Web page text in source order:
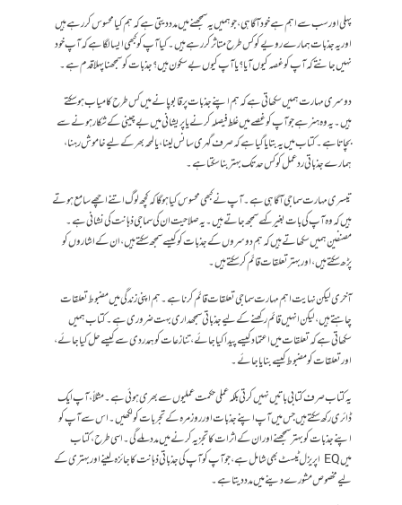
پہلی اور سب سے اہم ہے خود آگاہی، جو ہمیں یہ سمجھنے میں مدد دیتی ہے کہ ہم کیا محسوس کر رہے ہیں
اور یہ جذبات ہمارے رویے کو کس طرح متاثر کر رہے ہیں۔ کیا آپ کو کبھی ایسا لگا ہے کہ آپ خود
نہیں جانتے کہ آپ کو غصہ کیوں آیا؟ یا آپ کیوں بے سکون ہیں؟ جذبات کو سمجھنا پہلا قدم ہے۔
دوسری مہارت ہمیں سکھاتی ہے کہ ہم اپنے جذبات پر قابو پانے میں کس طرح کامیاب ہو سکتے
ہیں۔ یہ وہ ہنر ہے جو آپ کو غصے میں غلط فیصلہ کرنے یا پریشانی میں بے چینی کے شکار ہونے سے
بچاتا ہے۔ کتاب میں یہ بتایا گیا ہے کہ صرف گہری سانس لینا، یا لمحہ بھر کے لیے خاموش رہنا،
ہمارے جذباتی ردعمل کو کس حد تک بہتر بنا سکتا ہے۔
تیسری مہارت سماجی آگاہی ہے۔ آپ نے کبھی محسوس کیا ہوگا کہ کچھ لوگ اتنے اچھے سامع ہوتے
ہیں کہ وہ آپ کی بات بغیر کہے سمجھ جاتے ہیں۔ یہ صلاحیت ان کی سماجی ذہانت کی نشانی ہے۔
مصنفین ہمیں سکھاتے ہیں کہ ہم دوسروں کے جذبات کو کیسے سمجھ سکتے ہیں، ان کے اشاروں کو
پڑھ سکتے ہیں، اور بہتر تعلقات قائم کر سکتے ہیں۔
آخری لیکن نہایت اہم مہارت سماجی تعلقات قائم کرنا ہے۔ ہم اپنی زندگی میں مضبوط تعلقات
چاہتے ہیں، لیکن انہیں قائم رکھنے کے لیے جذباتی سمجھداری بہت ضروری ہے۔ کتاب ہمیں
سکھاتی ہے کہ تعلقات میں اعتماد کیسے پیدا کیا جائے، تنازعات کو ہمدردی سے کیسے حل کیا جائے،
اور تعلقات کو مضبوط کیسے بنایا جائے۔
یہ کتاب صرف کتابی باتیں نہیں کرتی بلکہ عملی حکمت عملیوں سے بھری ہوئی ہے۔ مثلاً، آپ ایک
ڈائری رکھ سکتے ہیں جس میں آپ اپنے جذبات اور روزمرہ کے تجربات کو لکھیں۔ اس سے آپ کو
اپنے جذبات کو بہتر سمجھنے اور ان کے اثرات کا تجزیہ کرنے میں مدد ملے گی۔ اسی طرح، کتاب
میں EQ اپریزل ٹیسٹ بھی شامل ہے، جو آپ کو آپ کی جذباتی ذہانت کا جائزہ لینے اور بہتری کے
لیے مخصوص مشورے دینے میں مدد دیتا ہے۔